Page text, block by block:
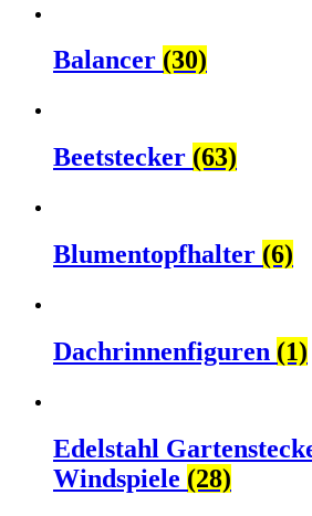
Balancer (30)
Beetstecker (63)
Blumentopfhalter (6)
Dachrinnenfiguren (1)
Edelstahl
Windspiele (28)